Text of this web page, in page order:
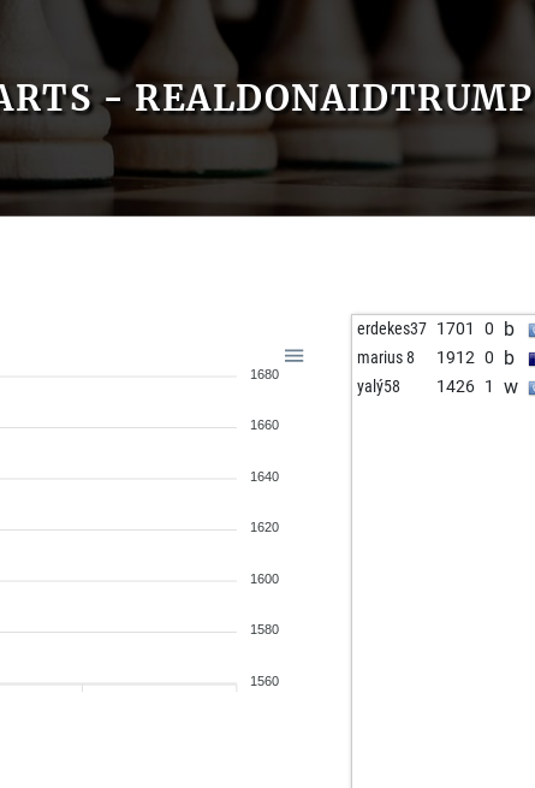
- REALDONAIDTRUMP
1680
1660
1640
1620
1600
1580
1560
erdekes37 1701 0 b
marius 8 1912 0 b
yalý58 1426 1 w